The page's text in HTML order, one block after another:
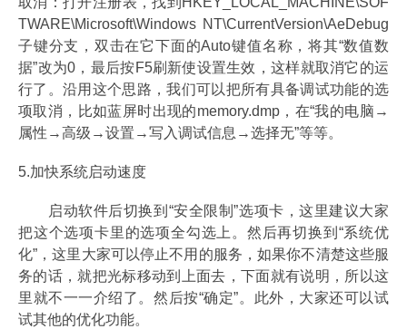
TWARE\Microsoft\Windows NT\CurrentVersion\AeDebug
子键分支，双击在它下面的Auto键值名称，将其“数值数
据”改为0，最后按F5刷新使设置生效，这样就取消它的运
行了。沿用这个思路，我们可以把所有具备调试功能的选
项取消，比如蓝屏时出现的memory.dmp，在“我的电脑→
属性→高级→设置→写入调试信息→选择无”等等。
5.加快系统启动速度
启动软件后切换到“安全限制”选项卡，这里建议大家
把这个选项卡里的选项全勾选上。然后再切换到“系统优
化”，这里大家可以停止不用的服务，如果你不清楚这些服
务的话，就把光标移动到上面去，下面就有说明，所以这
里就不一一介绍了。然后按“确定”。此外，大家还可以试
试其他的优化功能。